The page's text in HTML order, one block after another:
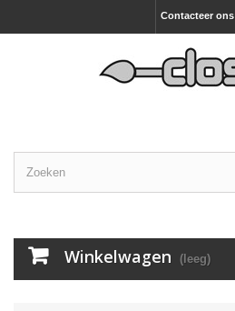
Contacteer ons
Winkelwagen (leeg)